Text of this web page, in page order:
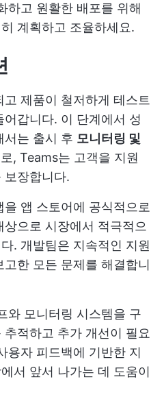
하고 원활한 배포를 위해
계획하고 조율하세요.
제품이 철저하게 테스트
갑니다. 이 단계에서 성
서는 출시 후 모니터링 및
, Teams는 고객을 지원
보장합니다.
앱 스토어에 공식적으로
으로 시장에서 적극적으
. 개발팀은 지속적인 지원
한 모든 문제를 해결합니
와 모니터링 시스템을 구
적하고 추가 개선이 필요
용자 피드백에 기반한 지
서 앞서 나가는 데 도움이